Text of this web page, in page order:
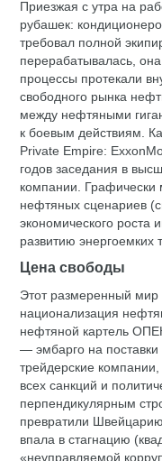
Приезжая с утра на
рубашек:
требовал полной
перерабатывалась,
процессы протекали
свободного рынка
между нефтяными
к боевым действиям.
Private Empire:
годов заседания в
компании. Графически
нефтяных сценариев
экономического роста
развитию энергоемких
Цена свободы
Этот размеренный мир
национализация
нефтяной картель
— эмбарго на
трейдерские
всех санкций и
перпендикулярным
превратили
впала в стагнацию
«неуправляемой